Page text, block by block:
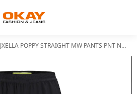
JXELLA POPPY STRAIGHT MW PANTS PNT NOOS